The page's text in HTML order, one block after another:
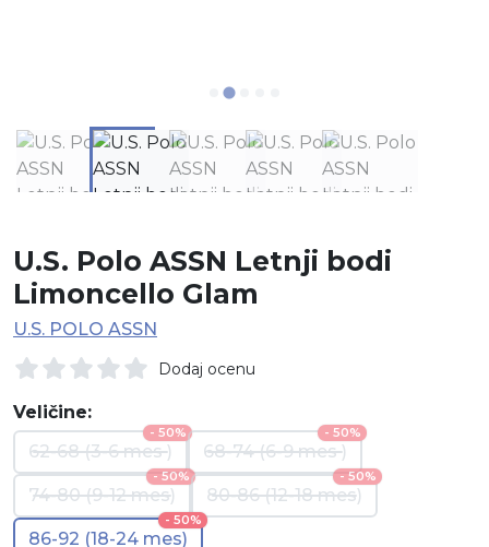
U.S. Polo ASSN Letnji bodi
Limoncello Glam
U.S. POLO ASSN
Dodaj ocenu
Veličine:
- 50%
62-68 (3-6 mes )
- 50%
68-74 (6-9 mes )
- 50%
74-80 (9-12 mes)
- 50%
80-86 (12-18 mes)
- 50%
86-92 (18-24 mes)